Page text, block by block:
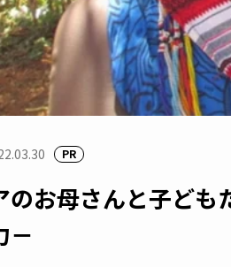
PR
のお母さんと子ども
－